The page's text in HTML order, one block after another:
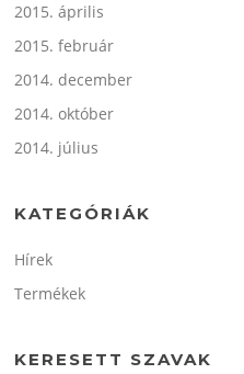
2015. április
2015. február
2014. december
2014. október
2014. július
KATEGÓRIÁK
Hírek
Termékek
KERESETT SZAVAK